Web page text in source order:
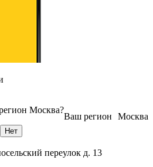
Москва
Ваш регион
Москва?
переулок д. 13